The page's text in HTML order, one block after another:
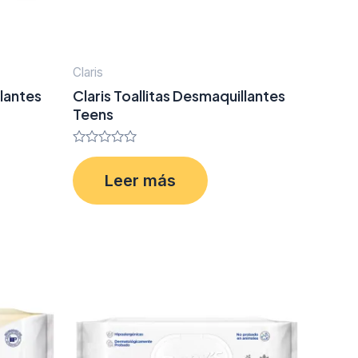
Claris
Claris Toallitas Desmaquillantes
Teens
Valorado
en
0
de
Leer más